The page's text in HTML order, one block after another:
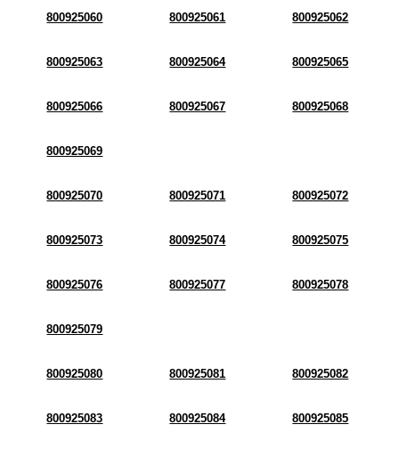
800925060 800925061 800925062
800925063 800925064 800925065
800925066 800925067 800925068
800925069
800925070 800925071 800925072
800925073 800925074 800925075
800925076 800925077 800925078
800925079
800925080 800925081 800925082
800925083 800925084 800925085